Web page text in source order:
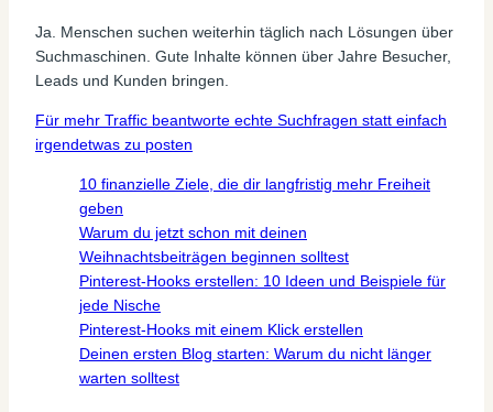
Ja. Menschen suchen weiterhin täglich nach Lösungen über
Suchmaschinen. Gute Inhalte können über Jahre Besucher,
Leads und Kunden bringen.
Für mehr Traffic beantworte echte Suchfragen statt einfach
irgendetwas zu posten
10 finanzielle Ziele, die dir langfristig mehr Freiheit
geben
Warum du jetzt schon mit deinen
Weihnachtsbeiträgen beginnen solltest
Pinterest-Hooks erstellen: 10 Ideen und Beispiele für
jede Nische
Pinterest-Hooks mit einem Klick erstellen
Deinen ersten Blog starten: Warum du nicht länger
warten solltest